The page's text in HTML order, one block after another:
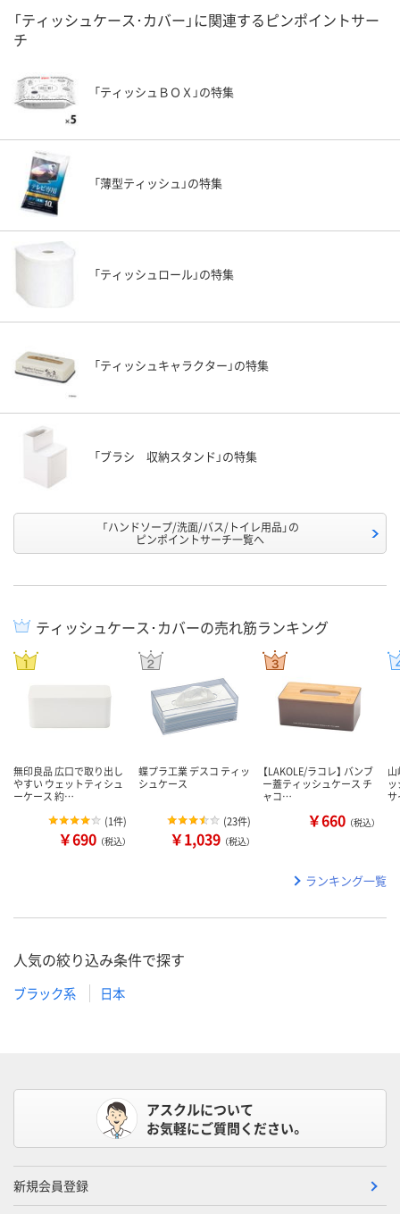
「ティッシュケース･カバー」に関連するピンポイントサー
チ
「ティッシュＢＯＸ」の特集
「薄型ティッシュ」の特集
「ティッシュロール」の特集
「ティッシュキャラクター」の特集
「ブラシ 収納スタンド」の特集
「ハンドソープ/洗面/バス/トイレ用品」の
ピンポイントサーチ一覧へ
ティッシュケース･カバーの売れ筋ランキング
無印良品 広口で取り出し
やすい ウェットティシュ
ーケース 約…
(1件)
￥690 （税込）
蝶プラ工業 デスコ ティッ
シュケース
(23件)
￥1,039 （税込）
【LAKOLE/ラコレ】 バンブ
ー蓋ティッシュケース チ
ャコ…
￥660 （税込）
ランキング一覧
人気の絞り込み条件で探す
ブラック系 日本
アスクルについて
お気軽にご質問ください。
新規会員登録